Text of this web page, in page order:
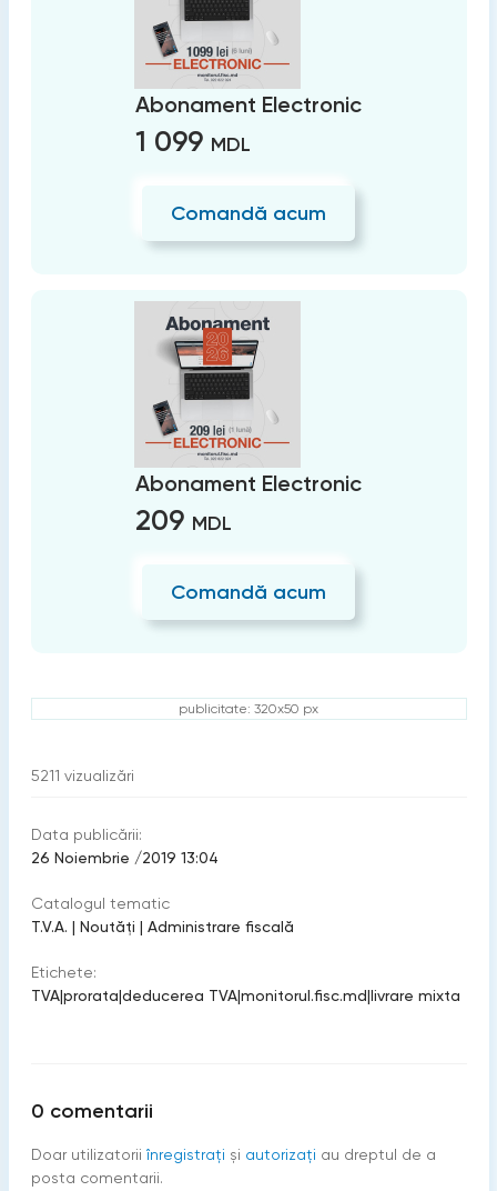
Abonament Electronic
1 099 MDL
Comandă acum
Abonament Electronic
209 MDL
Comandă acum
publicitate: 320x50 px
5211 vizualizări
Data publicării:
26 Noiembrie /2019 13:04
Catalogul tematic
T.V.A. | Noutăți | Administrare fiscală
Etichete:
TVA|prorata|deducerea TVA|monitorul.fisc.md|livrare mixta
0 comentarii
Doar utilizatorii înregistraţi şi autorizați au dreptul de a
posta comentarii.